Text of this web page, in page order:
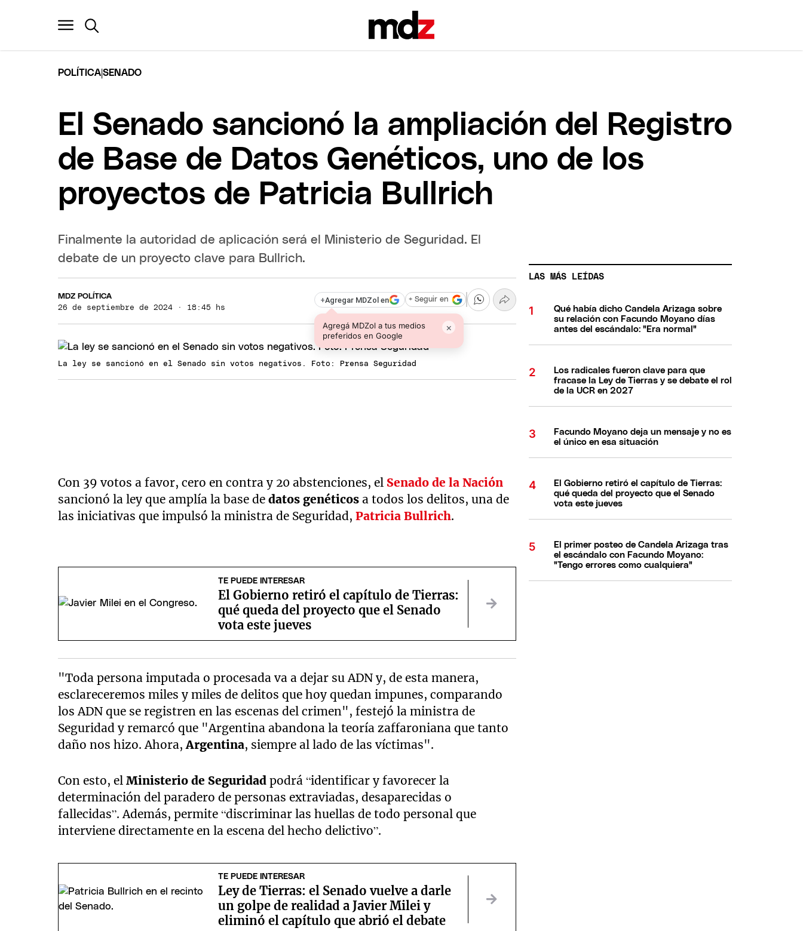
POLÍTICA|SENADO
El Senado sancionó la ampliación del Registro
de Base de Datos Genéticos, uno de los
proyectos de Patricia Bullrich
Finalmente la autoridad de aplicación será el Ministerio de Seguridad. El
debate de un proyecto clave para Bullrich.
MDZ POLÍTICA
26 de septiembre de 2024 · 18:45 hs
+Agregar MDZol en
Agregá MDZol a tus medios
preferidos en Google
×
+ Seguir en
La ley se sancionó en el Senado sin votos negativos. Foto: Prensa Seguridad
Con 39 votos a favor, cero en contra y 20 abstenciones, el Senado de la Nación
sancionó la ley que amplía la base de datos genéticos a todos los delitos, una de
las iniciativas que impulsó la ministra de Seguridad,Patricia Bullrich.
TE PUEDE INTERESAR
El Gobierno retiró el capítulo de Tierras:
qué queda del proyecto que el Senado
vota este jueves
"Toda persona imputada o procesada va a dejar su ADN y, de esta manera,
esclareceremos miles y miles de delitos que hoy quedan impunes, comparando
los ADN que se registren en las escenas del crimen", festejó la ministra de
Seguridad y remarcó que "Argentina abandona la teoría zaffaroniana que tanto
daño nos hizo. Ahora,Argentina, siempre al lado de las víctimas".
Con esto, elMinisterio de Seguridad podrá “identificar y favorecer la
determinación del paradero de personas extraviadas, desaparecidas o
fallecidas”. Además, permite “discriminar las huellas de todo personal que
interviene directamente en la escena del hecho delictivo”.
TE PUEDE INTERESAR
Ley de Tierras: el Senado vuelve a darle
un golpe de realidad a Javier Milei y
eliminó el capítulo que abrió el debate
LAS MÁS LEÍDAS
Qué había dicho Candela Arizaga sobre
su relación con Facundo Moyano días
antes del escándalo: "Era normal"
Los radicales fueron clave para que
fracase la Ley de Tierras y se debate el rol
de la UCR en 2027
Facundo Moyano deja un mensaje y no es
el único en esa situación
El Gobierno retiró el capítulo de Tierras:
qué queda del proyecto que el Senado
vota este jueves
El primer posteo de Candela Arizaga tras
el escándalo con Facundo Moyano:
"Tengo errores como cualquiera"